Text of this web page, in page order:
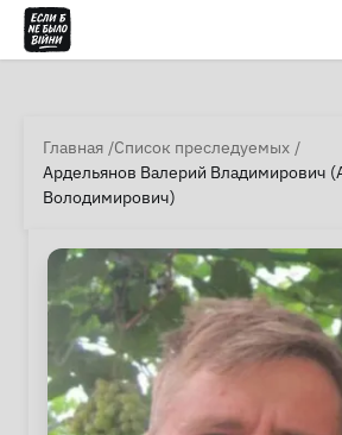
Главная Список преследуемых
Ардельянов Валерий Владимирович
Володимирович)